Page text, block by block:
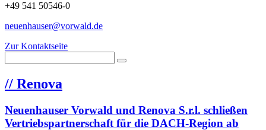
+49 541 50546-0
neuenhauser@vorwald.de
Zur Kontaktseite
// Renova
Neuenhauser Vorwald und Renova S.r.l. schließen
Vertriebspartnerschaft für die DACH-Region ab